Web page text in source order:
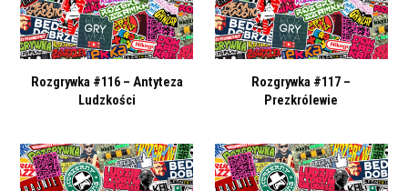
Rozgrywka #116 – Antyteza
Ludzkości
Rozgrywka #117 –
Prezkrólewie